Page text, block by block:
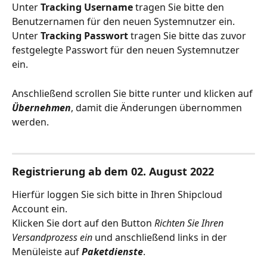
Unter Tracking Username tragen Sie bitte den
Benutzernamen für den neuen Systemnutzer ein.
Unter Tracking Passwort tragen Sie bitte das zuvor
festgelegte Passwort für den neuen Systemnutzer
ein.
Anschließend scrollen Sie bitte runter und klicken auf
Übernehmen, damit die Änderungen übernommen
werden.
Registrierung ab dem 02. August 2022
Hierfür loggen Sie sich bitte in Ihren Shipcloud
Account ein.
Klicken Sie dort auf den Button Richten Sie Ihren
Versandprozess ein und anschließend links in der
Menüleiste auf Paketdienste.